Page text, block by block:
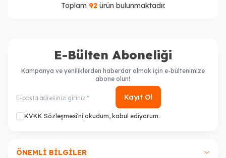
Toplam 92ürün bulunmaktadır.
E-Bülten Aboneliği
Kampanya ve yeniliklerden haberdar olmak için e-bültenimize
abone olun!
Kayıt Ol
KVKK Sözleşmesi'ni okudum, kabul ediyorum.
ÖNEMLI BILGILER